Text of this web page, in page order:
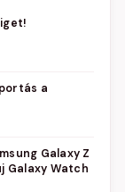
a
Galaxy Z
Galaxy Watch